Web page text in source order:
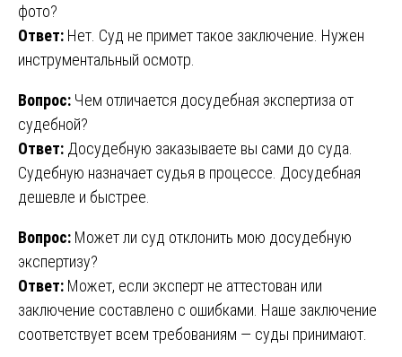
фото?
Ответ: Нет. Суд не примет такое заключение. Нужен
инструментальный осмотр.
Вопрос: Чем отличается досудебная экспертиза от
судебной?
Ответ: Досудебную заказываете вы сами до суда.
Судебную назначает судья в процессе. Досудебная
дешевле и быстрее.
Вопрос: Может ли суд отклонить мою досудебную
экспертизу?
Ответ: Может, если эксперт не аттестован или
заключение составлено с ошибками. Наше заключение
соответствует всем требованиям — суды принимают.